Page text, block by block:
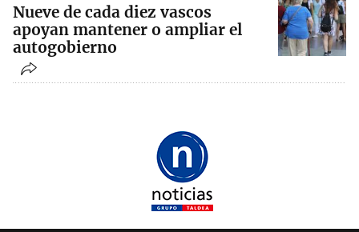
Nueve de cada diez vascos
apoyan mantener o ampliar el
autogobierno